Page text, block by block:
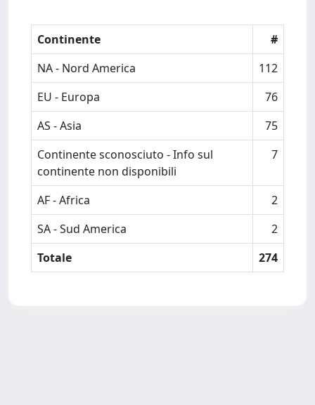
Continente
#
NA - Nord America
112
EU - Europa
76
AS - Asia
75
Continente sconosciuto - Info sul
continente non disponibili
7
AF - Africa
2
SA - Sud America
2
Totale
274